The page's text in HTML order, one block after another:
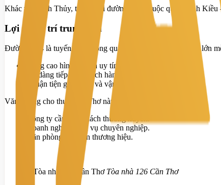
Khác với Bình Thủy, tài sản tại đường 30/4 thuộc quận Ninh
Lợi thế vị trí trung tâm
Đường 30/4 là tuyến giao thông quan trọng với lưu lượng xe lớn
Nâng cao hình ảnh và uy tín.
Dễ dàng tiếp cận khách hàng, đối tác.
Thuận tiện giao dịch và vận hành.
Văn phòng cho thuê Cần Thơ này đặc biệt phù hợp với:
Công ty cần tiếp khách thường xuyên.
Doanh nghiệp dịch vụ chuyên nghiệp.
Văn phòng đại diện thương hiệu.
Tòa nhà 126 Cần Thơ